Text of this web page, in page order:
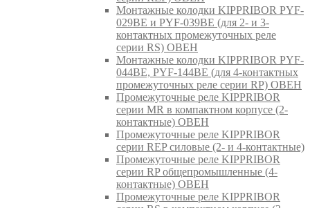
Монтажные колодки KIPPRIBOR PYF-
029BE и PYF-039BE (для 2- и 3-
контактных промежуточных реле
серии RS) ОВЕН
Монтажные колодки KIPPRIBOR PYF-
044BE, PYF-144BE (для 4-контактных
промежуточных реле серии RP) ОВЕН
Промежуточные реле KIPPRIBOR
серии MR в компактном корпусе (2-
контактные) ОВЕН
Промежуточные реле KIPPRIBOR
серии REP силовые (2- и 4-контактные)
Промежуточные реле KIPPRIBOR
серии RP общепромышленные (4-
контактные) ОВЕН
Промежуточные реле KIPPRIBOR